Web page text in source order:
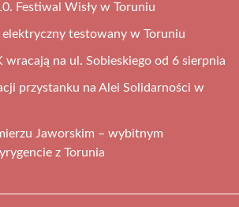
Festiwal Wisły w Toruniu
testowany w Toruniu
na ul. Sobieskiego od 6 sierpnia
przystanku na Alei Solidarności w
Jaworskim – wybitnym
z Torunia